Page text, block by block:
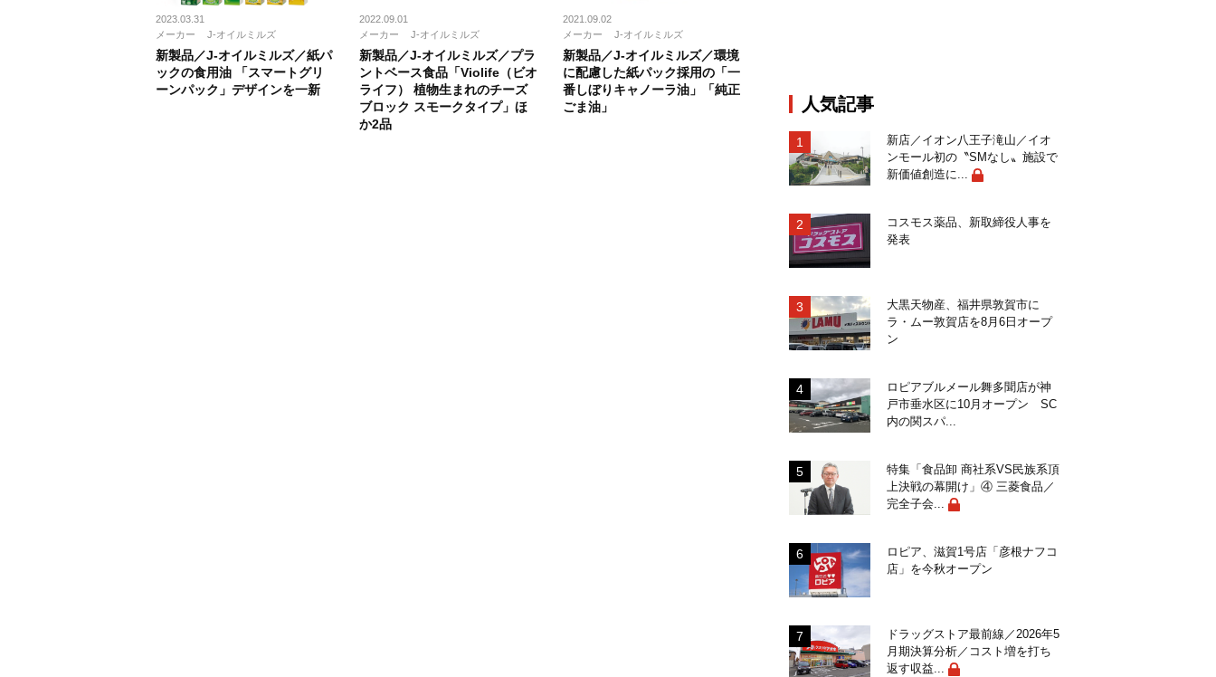
2023.03.31
メーカー
J-オイルミルズ
新製品／J-オイルミルズ／紙パ
ックの食用油 「スマートグリ
ーンパック」デザインを一新
2022.09.01
メーカー
J-オイルミルズ
新製品／J-オイルミルズ／プラ
ントベース食品「Violife（ビオ
ライフ） 植物生まれのチーズ
ブロック スモークタイプ」ほ
か2品
2021.09.02
メーカー
J-オイルミルズ
新製品／J-オイルミルズ／環境
に配慮した紙パック採用の「一
番しぼりキャノーラ油」「純正
ごま油」
人気記事
新店／イオン八王子滝山／イオ
ンモール初の〝SMなし〟施設で
新価値創造に...
コスモス薬品、新取締役人事を
発表
大黒天物産、福井県敦賀市に
ラ・ムー敦賀店を8月6日オープ
ン
ロピアブルメール舞多聞店が神
戸市垂水区に10月オープン SC
内の関スパ...
特集「食品卸 商社系VS民族系頂
上決戦の幕開け」④ 三菱食品／
完全子会...
ロピア、滋賀1号店「彦根ナフコ
店」を今秋オープン
ドラッグストア最前線／2026年5
月期決算分析／コスト増を打ち
返す収益...